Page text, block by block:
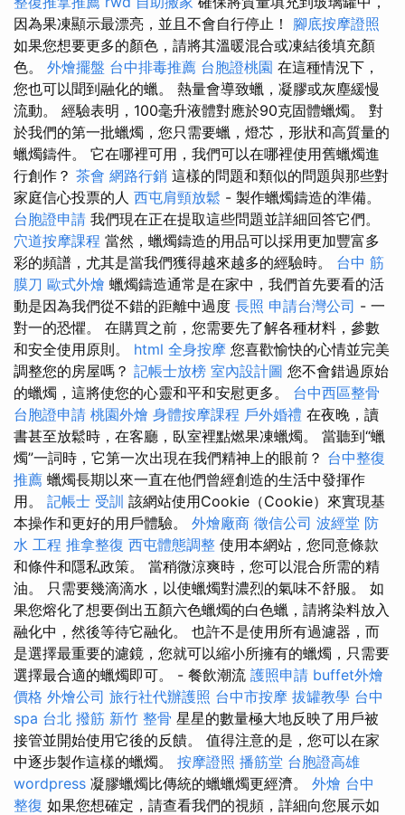
因為果凍顯示最漂亮，並且不會自行停止！ 腳底按摩證照
如果您想要更多的顏色，請將其溫暖混合或凍結後填充顏
色。 外燴擺盤 台中排毒推薦 台胞證桃園 在這種情況下，
您也可以聞到融化的蠟。 熱量會導致蠟，凝膠或灰塵緩慢
流動。 經驗表明，100毫升液體對應於90克固體蠟燭。 對
於我們的第一批蠟燭，您只需要蠟，燈芯，形狀和高質量的
蠟燭鑄件。 它在哪裡可用，我們可以在哪裡使用舊蠟燭進
行創作？ 茶會 網路行銷 這樣的問題和類似的問題與那些對
家庭信心投票的人 西屯肩頸放鬆 - 製作蠟燭鑄造的準備。
台胞證申請 我們現在正在提取這些問題並詳細回答它們。
穴道按摩課程 當然，蠟燭鑄造的用品可以採用更加豐富多
彩的頻譜，尤其是當我們獲得越來越多的經驗時。 台中 筋
膜刀 歐式外燴 蠟燭鑄造通常是在家中，我們首先要看的活
動是因為我們從不錯的距離中過度 長照 申請台灣公司 - 一
對一的恐懼。 在購買之前，您需要先了解各種材料，參數
和安全使用原則。 html 全身按摩 您喜歡愉快的心情並完美
調整您的房屋嗎？ 記帳士放榜 室內設計圖 您不會錯過原始
的蠟燭，這將使您的心靈和平和安慰更多。 台中西區整骨
台胞證申請 桃園外燴 身體按摩課程 戶外婚禮 在夜晚，讀
書甚至放鬆時，在客廳，臥室裡點燃果凍蠟燭。 當聽到“蠟
燭”一詞時，它第一次出現在我們精神上的眼前？ 台中整復
推薦 蠟燭長期以來一直在他們曾經創造的生活中發揮作
用。 記帳士 受訓 該網站使用Cookie（Cookie）來實現基
本操作和更​​好的用戶體驗。 外燴廠商 徵信公司 波經堂 防
水 工程 推拿整復 西屯體態調整 使用本網站，您同意條款
和條件和隱私政策。 當稍微涼爽時，您可以混合所需的精
油。 只需要幾滴滴水，以使蠟燭對濃烈的氣味不舒服。 如
果您熔化了想要倒出五顏六色蠟燭的白色蠟，請將染料放入
融化中，然後等待它融化。 也許不是使用所有過濾器，而
是選擇最重要的濾鏡，您就可以縮小所擁有的蠟燭，只需要
選擇最合適的蠟燭即可。 - 餐飲潮流 護照申請 buffet外燴
價格 外燴公司 旅行社代辦護照 台中市按摩 拔罐教學 台中
spa 台北 撥筋 新竹 整骨 星星的數量極大地反映了用戶被
接管並開始使用它後的反饋。 值得注意的是，您可以在家
中逐步製作這樣的蠟燭。 按摩證照 播筋堂 台胞證高雄
wordpress 凝膠蠟燭比傳統的蠟蠟燭更經濟。 外燴 台中
整復 如果您想確定，請查看我們的視頻，詳細向您展示如